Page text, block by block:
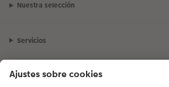
Nuestra selección
Servicios
CEWE